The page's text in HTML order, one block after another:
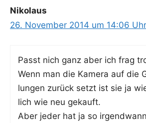
Nikolaus
26. November 2014 um 14:06 Uhr
Passt nich ganz aber ich frag
Wenn man die Kame­ra auf die
lun­gen zurück setzt ist sie ja
lich wie neu gekauft.
Aber jeder hat ja so